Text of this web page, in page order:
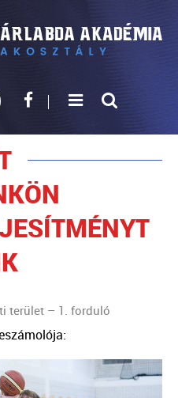
terület – 1. forduló